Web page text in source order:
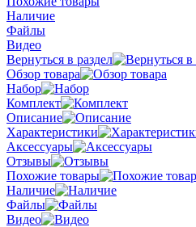
Наличие
Файлы
Видео
Вернуться в раздел
Обзор товара
Набор
Комплект
Описание
Характеристики
Аксессуары
Отзывы
Похожие товары
Наличие
Файлы
Видео